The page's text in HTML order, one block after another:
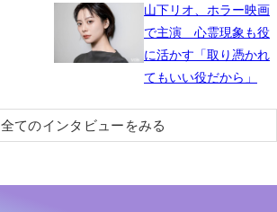
山下リオ、ホラー映画
で主演 心霊現象も役
に活かす「取り憑かれ
てもいい役だから」
全てのインタビューをみる